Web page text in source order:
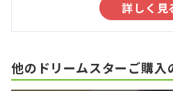
詳しく見
他のドリームスターご購入